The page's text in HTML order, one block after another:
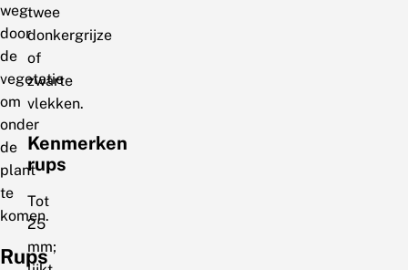
weg
door
de
vegetatie
om
onder
de
plant
te
komen.
Rups
twee
donkergrijze
of
zwarte
vlekken.
Kenmerken
rups
Tot
25
mm;